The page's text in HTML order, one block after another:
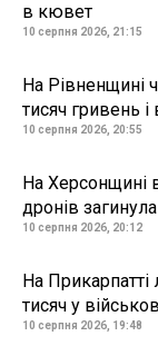
в кювет
10 серпня 2026, 21:15
На Рівненщині
тисяч гривень
10 серпня 2026, 20:55
На Херсонщині
дронів
10 серпня 2026, 20:12
На Прикарпатті
тисяч у
10 серпня 2026, 19:48